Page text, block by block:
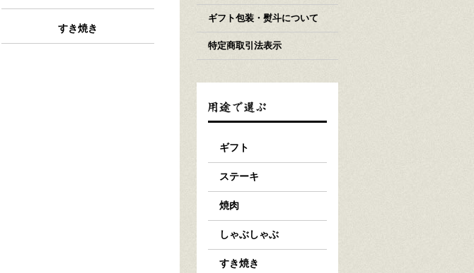
すき焼き
ギフト包装・熨斗について
特定商取引法表示
ギフト
ステーキ
焼肉
しゃぶしゃぶ
すき焼き